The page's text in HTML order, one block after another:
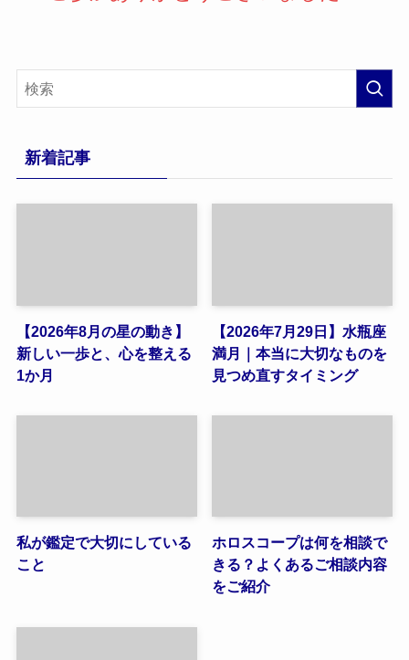
新着記事
【2026年8月の星の動き】
新しい一歩と、心を整える
1か月
【2026年7月29日】水瓶座
満月｜本当に大切なものを
見つめ直すタイミング
私が鑑定で大切にしている
こと
ホロスコープは何を相談で
きる？よくあるご相談内容
をご紹介